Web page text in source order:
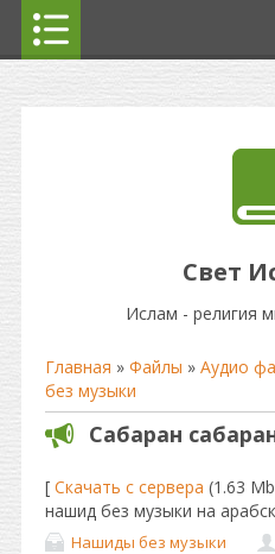
Свет
Ислам - религия
Главная » Файлы » Аудио
без музыки
Сабаран
[ Скачать с сервера (1.63
нашид без музыки на
Нашиды без музыки